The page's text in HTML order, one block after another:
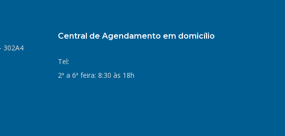
302A4
Central de Agendamento em domicílio
Tel:
2ª a 6ª feira: 8:30 às 18h